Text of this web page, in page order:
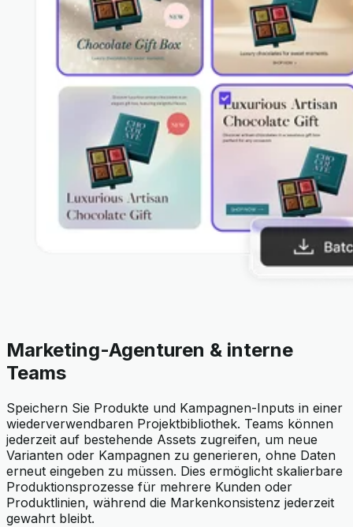
Marketing-Agenturen & interne
Teams
Speichern Sie Produkte und Kampagnen-Inputs in einer
wiederverwendbaren Projektbibliothek. Teams können
jederzeit auf bestehende Assets zugreifen, um neue
Varianten oder Kampagnen zu generieren, ohne Daten
erneut eingeben zu müssen. Dies ermöglicht skalierbare
Produktionsprozesse für mehrere Kunden oder
Produktlinien, während die Markenkonsistenz jederzeit
gewahrt bleibt.